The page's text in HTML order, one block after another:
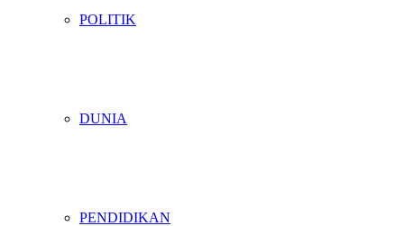
POLITIK
DUNIA
PENDIDIKAN